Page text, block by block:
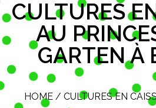
CULTURES
AU
GARTEN À
HOME / CULTURES EN